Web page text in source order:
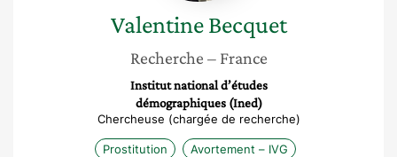
Valentine Becquet
Recherche – France
Institut national d’études
démographiques (Ined)
Chercheuse (chargée de recherche)
Prostitution Avortement – IVG